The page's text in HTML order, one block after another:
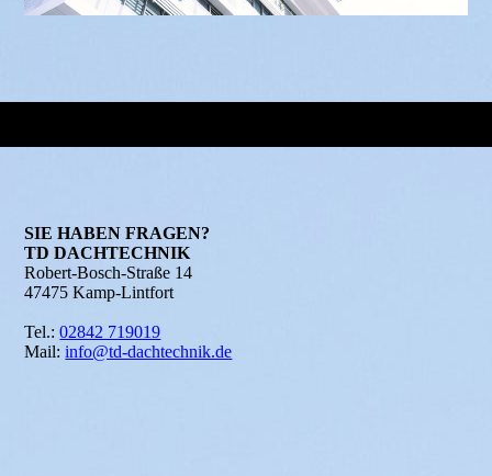
SIE HABEN FRAGEN?
TD DACHTECHNIK
Robert-Bosch-Straße 14
47475 Kamp-Lintfort
Tel.:02842 719019
Mail:info@td-dachtechnik.de